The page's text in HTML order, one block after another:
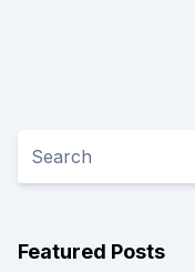
Featured Posts